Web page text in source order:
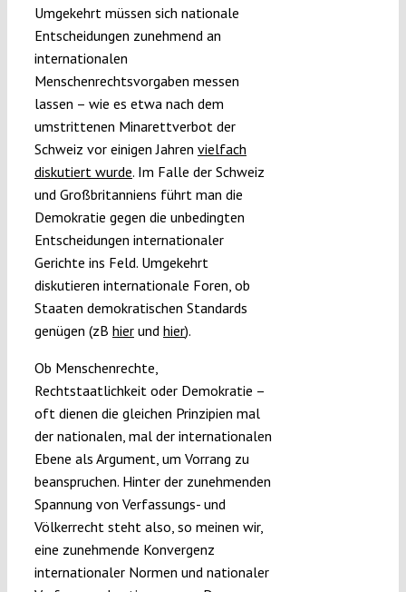
Umgekehrt müssen sich nationale
Entscheidungen zunehmend an
internationalen
Menschenrechtsvorgaben messen
lassen – wie es etwa nach dem
umstrittenen Minarettverbot der
Schweiz vor einigen Jahren vielfach
diskutiert wurde. Im Falle der Schweiz
und Großbritanniens führt man die
Demokratie gegen die unbedingten
Entscheidungen internationaler
Gerichte ins Feld. Umgekehrt
diskutieren internationale Foren, ob
Staaten demokratischen Standards
genügen (zB hierund hier).
Ob Menschenrechte,
Rechtstaatlichkeit oder Demokratie –
oft dienen die gleichen Prinzipien mal
der nationalen, mal der internationalen
Ebene als Argument, um Vorrang zu
beanspruchen. Hinter der zunehmenden
Spannung von Verfassungs- und
Völkerrecht steht also, so meinen wir,
eine zunehmende Konvergenz
internationaler Normen und nationaler